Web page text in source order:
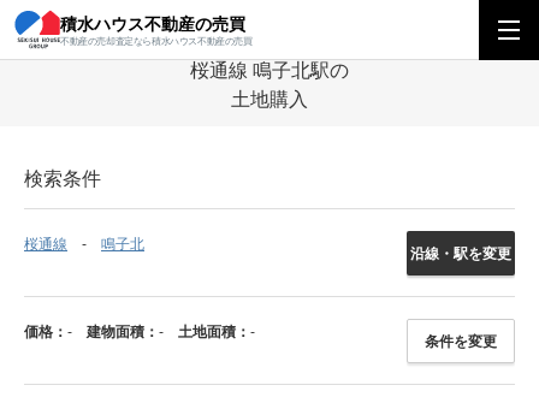
積水ハウス不動産の売買
不動産の売却査定なら積水ハウス不動産の売買
積水ハウス不動産の売買 中部エリア 鳴子北
桜通線 鳴子北駅の
土地購入
検索条件
桜通線 鳴子北
沿線・駅を変更
価格： - 建物面積： - 土地面積： -
条件を変更